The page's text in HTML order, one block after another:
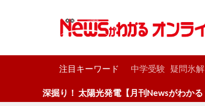
注目キーワード 中学受験 疑問氷解
掘り！ 太陽光発電【月刊Newsがわかる９月号】